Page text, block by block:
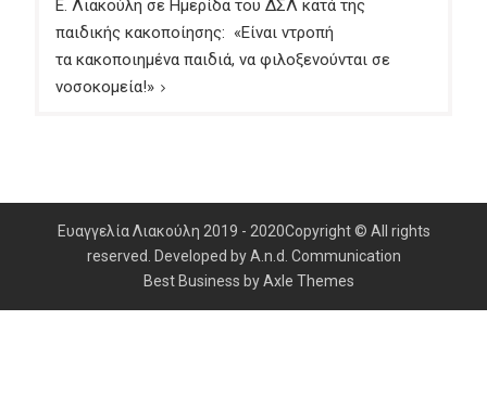
Ε. Λιακούλη σε Ημερίδα του ΔΣΛ κατά της
παιδικής κακοποίησης: «Είναι ντροπή
τα κακοποιημένα παιδιά, να φιλοξενούνται σε
νοσοκομεία!»
Ευαγγελία Λιακούλη 2019 - 2020Copyright © All rights
reserved. Developed by A.n.d. Communication
Best Business byAxle Themes